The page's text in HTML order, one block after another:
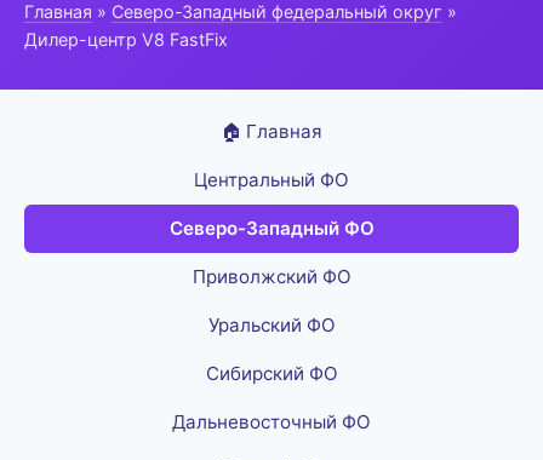
Главная » Северо-Западный федеральный округ »
Дилер-центр V8 FastFix
🏠 Главная
Центральный ФО
Северо-Западный ФО
Приволжский ФО
Уральский ФО
Сибирский ФО
Дальневосточный ФО